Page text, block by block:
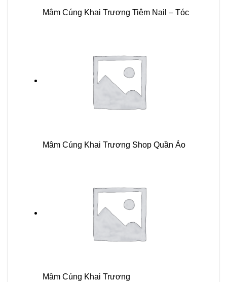
Mâm Cúng Khai Trương Tiệm Nail – Tóc
Mâm Cúng Khai Trương Shop Quần Áo
Mâm Cúng Khai Trương